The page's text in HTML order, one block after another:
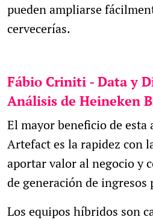
pueden ampliarse
cervecerías.
Fábio Criniti - Data y
Análisis de Heineken
El mayor beneficio de esta
Artefact es la rapidez con
aportar valor al negocio y
de generación de ingresos
Los equipos híbridos son